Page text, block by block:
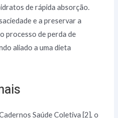
de rápida absorção.
e a preservar a
processo de perda de
aliado a uma dieta
Saúde Coletiva [2], o